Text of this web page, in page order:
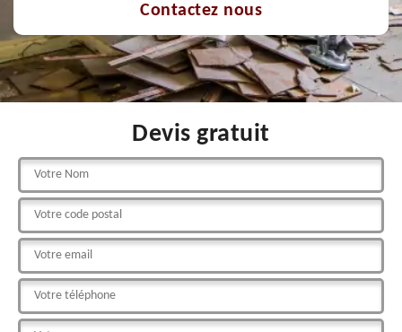
Contactez nous
Devis gratuit